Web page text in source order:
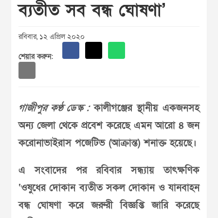
ব্যতীত সব বন্ধ ঘোষণা’
রবিবার, ১২ এপ্রিল ২০২০
শেয়ার করুন:
গাজীপুর কণ্ঠ ডেস্ক :কালীগঞ্জের স্থানীয় একজনসহ
অন্য জেলা থেকে প্রবেশ করেছে এমন আরো ৪ জন
করোনাভাইরাস পজেটিভ (আক্রান্ত) শনাক্ত হয়েছে।
এ সংবাদের পর রবিবার সন্ধ্যায় তাৎক্ষণিক
‘ওষুধের দোকান ব্যতীত সকল দোকান ও যানবাহন
বন্ধ ঘোষণা করে জরুরী বিজ্ঞপ্তি জারি করেছে